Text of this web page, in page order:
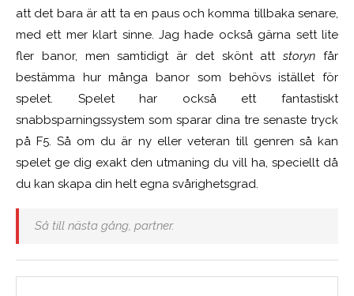
att det bara är att ta en paus och komma tillbaka senare,
med ett mer klart sinne. Jag hade också gärna sett lite
fler banor, men samtidigt är det skönt attstoryn får
bestämma hur många banor som behövs istället för
spelet. Spelet har också ett fantastiskt
snabbsparningssystem som sparar dina tre senaste tryck
på F5. Så om du är ny eller veteran till genren så kan
spelet ge dig exakt den utmaning du vill ha, speciellt då
du kan skapa din helt egna svårighetsgrad.
Så till nästa gång, partner.